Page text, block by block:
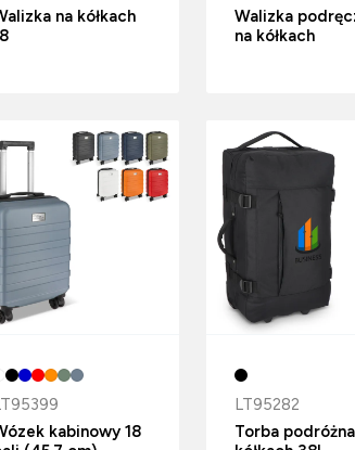
na kółkach
Walizka
na kółkach
kabinowy 18
LT95282
Torba